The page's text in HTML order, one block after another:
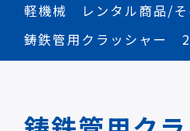
軽機械 レンタル商品/そ
鋳鉄管用クラッシャー